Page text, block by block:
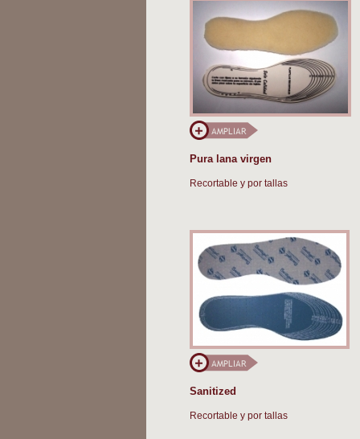
Pura lana virgen
Recortable y por tallas
Sanitized
Recortable y por tallas